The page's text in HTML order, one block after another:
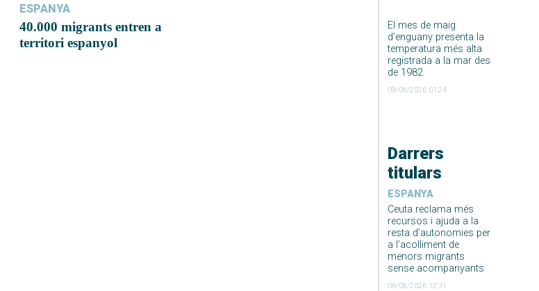
El mes de maig
d’enguany presenta la
temperatura més alta
registrada a la mar des
de 1982
09/06/2026 01:24
Darrers
titulars
ESPANYA
Ceuta reclama més
recursos i ajuda a la
resta d’autonomies per
a l’acolliment de
menors migrants
sense acompanyants
06/08/2026 12:31
ESPANYA
40.000 migrants entren a
territori espanyol